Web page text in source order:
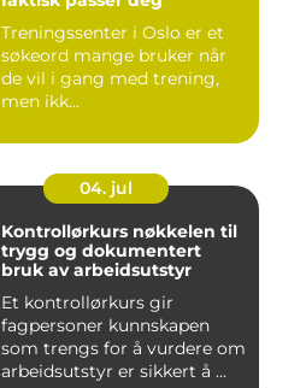
Treningssenter i Oslo er et
søkeord mange bruker når
de vil i gang med trening,
men ikk...
04. jul
Kontrollørkurs nøkkelen til
trygg og dokumentert
bruk av arbeidsutstyr
Et kontrollørkurs gir
fagpersoner kunnskapen
som trengs for å vurdere om
arbeidsutstyr er sikkert å ...